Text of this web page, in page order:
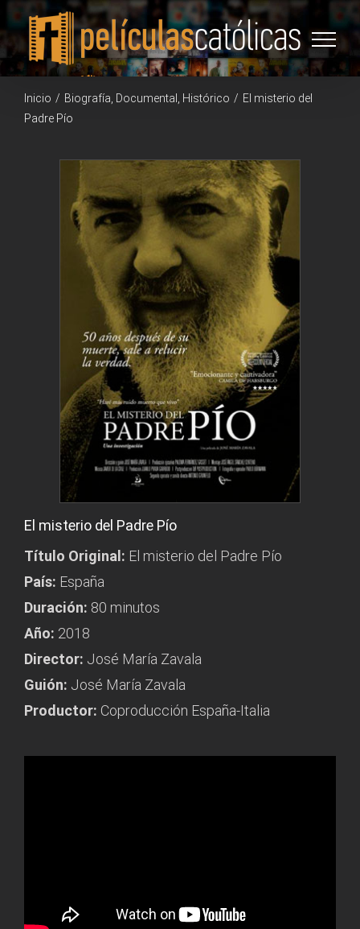
contenido
Inicio / Biografía Documental Histórico / El misterio del
Padre Pío
El misterio del Padre Pío
Título Original: El misterio del Padre Pío
País: España
Duración: 80 minutos
Año: 2018
Director: José María Zavala
Guión: José María Zavala
Productor: Coproducción España-Italia